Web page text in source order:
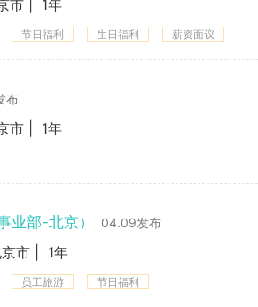
市 1年
节日福利 生日福利 薪资面议
布
市 1年
业部-北京） 04.09发布
市 1年
员工旅游 节日福利